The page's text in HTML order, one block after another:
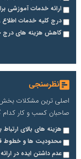
ارائه خدمات آموزشی
درج کلیه خدمات اطلاع
کاهش هزینه های درج
نظرسنجی
اصلی ترین مشکلات بخش
صاحبان کسب و کار کدام
هزینه های بالای ارتباط
محدودیت ها و خطوط
عدم داشتن ایده در